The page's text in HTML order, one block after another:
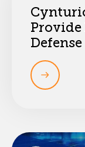
Provide
Defense